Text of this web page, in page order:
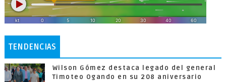
TENDENCIAS
Wilson Gómez destaca legado del general
Timoteo Ogando en su 208 aniversario